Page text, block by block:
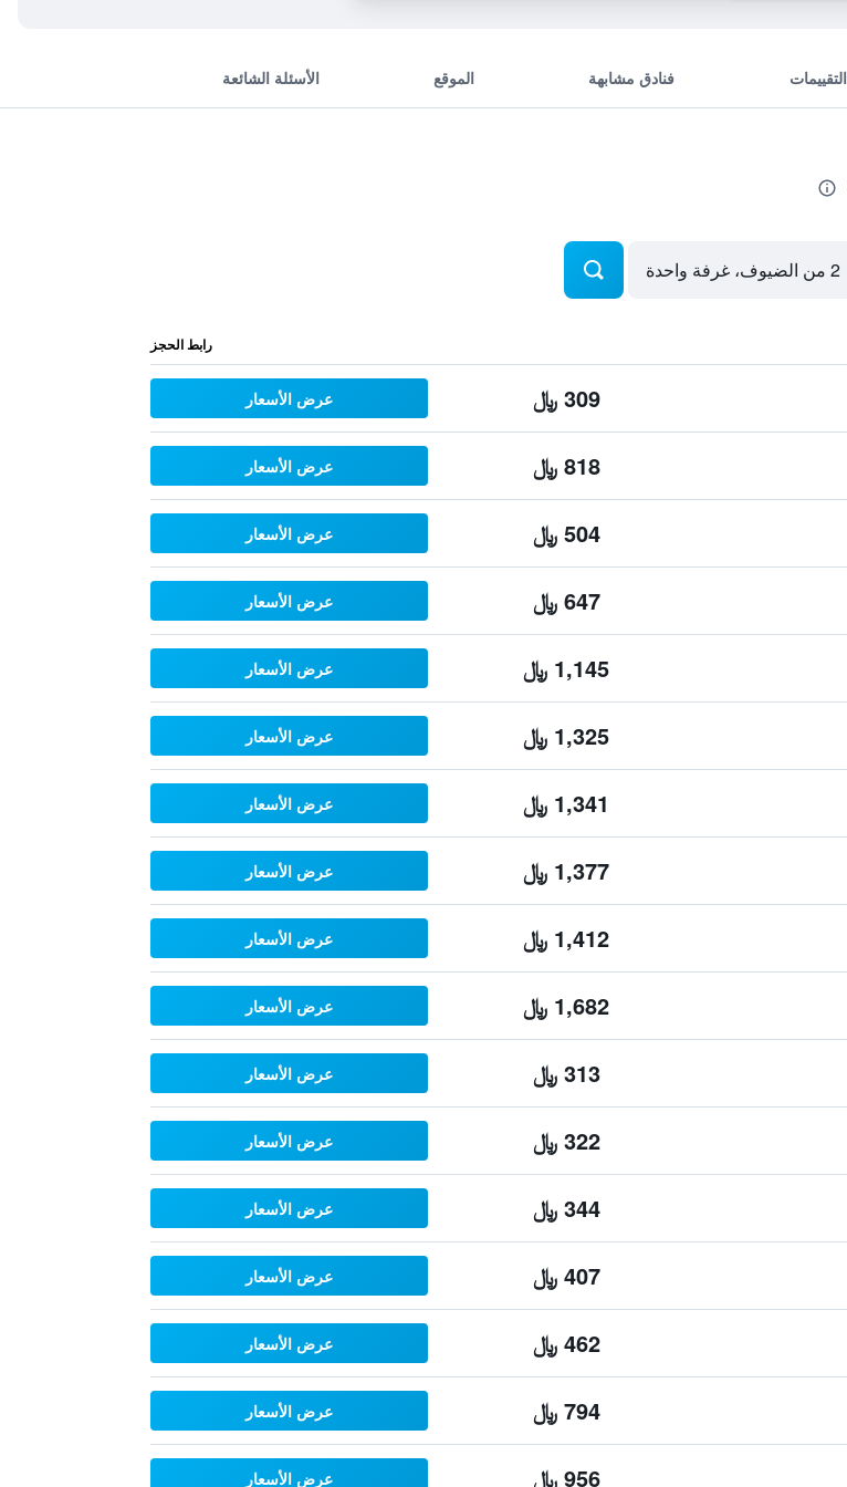
التقييمات فنادق مشابهة الموقع الأسئلة الشائعة
2 من الضيوف، غرفة واحدة
رابط الحجز
309 ﷼ عرض الأسعار
818 ﷼ عرض الأسعار
504 ﷼ عرض الأسعار
647 ﷼ عرض الأسعار
1,145 ﷼ عرض الأسعار
1,325 ﷼ عرض الأسعار
1,341 ﷼ عرض الأسعار
1,377 ﷼ عرض الأسعار
1,412 ﷼ عرض الأسعار
1,682 ﷼ عرض الأسعار
313 ﷼ عرض الأسعار
322 ﷼ عرض الأسعار
344 ﷼ عرض الأسعار
407 ﷼ عرض الأسعار
462 ﷼ عرض الأسعار
794 ﷼ عرض الأسعار
956 ﷼ عرض الأسعار